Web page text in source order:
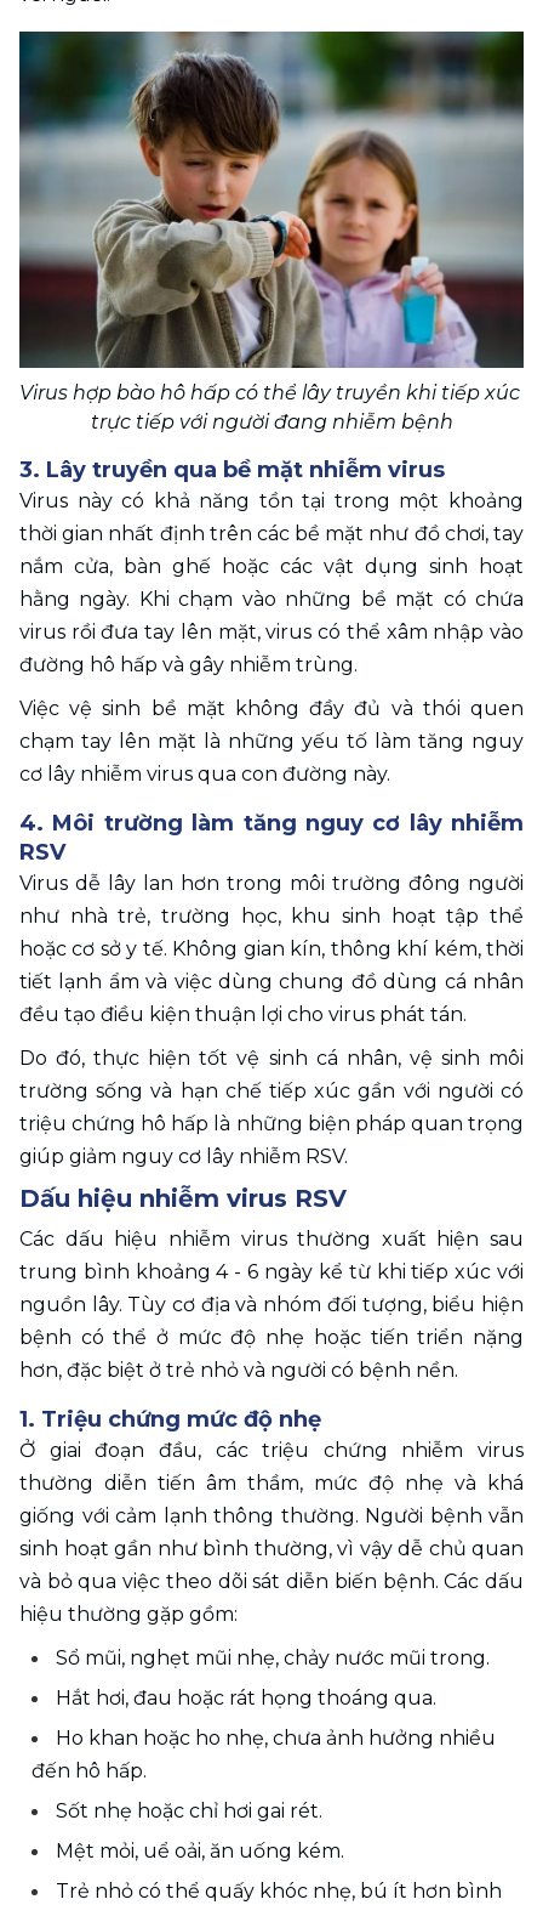
Virus hợp bào hô hấp có thể lây truyền khi tiếp xúc
trực tiếp với người đang nhiễm bệnh
3. Lây truyền qua bề mặt nhiễm virus
Virus này có khả năng tồn tại trong một khoảng
thời gian nhất định trên các bề mặt như đồ chơi, tay
nắm cửa, bàn ghế hoặc các vật dụng sinh hoạt
hằng ngày. Khi chạm vào những bề mặt có chứa
virus rồi đưa tay lên mặt, virus có thể xâm nhập vào
đường hô hấp và gây nhiễm trùng.
Việc vệ sinh bề mặt không đầy đủ và thói quen
chạm tay lên mặt là những yếu tố làm tăng nguy
cơ lây nhiễm virus qua con đường này.
4. Môi trường làm tăng nguy cơ lây nhiễm
RSV
Virus dễ lây lan hơn trong môi trường đông người
như nhà trẻ, trường học, khu sinh hoạt tập thể
hoặc cơ sở y tế. Không gian kín, thông khí kém, thời
tiết lạnh ẩm và việc dùng chung đồ dùng cá nhân
đều tạo điều kiện thuận lợi cho virus phát tán.
Do đó, thực hiện tốt vệ sinh cá nhân, vệ sinh môi
trường sống và hạn chế tiếp xúc gần với người có
triệu chứng hô hấp là những biện pháp quan trọng
giúp giảm nguy cơ lây nhiễm RSV.
Dấu hiệu nhiễm virus RSV
Các dấu hiệu nhiễm virus thường xuất hiện sau
trung bình khoảng 4 - 6 ngày kể từ khi tiếp xúc với
nguồn lây. Tùy cơ địa và nhóm đối tượng, biểu hiện
bệnh có thể ở mức độ nhẹ hoặc tiến triển nặng
hơn, đặc biệt ở trẻ nhỏ và người có bệnh nền.
1. Triệu chứng mức độ nhẹ
Ở giai đoạn đầu, các triệu chứng nhiễm virus
thường diễn tiến âm thầm, mức độ nhẹ và khá
giống với cảm lạnh thông thường. Người bệnh vẫn
sinh hoạt gần như bình thường, vì vậy dễ chủ quan
và bỏ qua việc theo dõi sát diễn biến bệnh. Các dấu
hiệu thường gặp gồm:
Sổ mũi, nghẹt mũi nhẹ, chảy nước mũi trong.
Hắt hơi, đau hoặc rát họng thoáng qua.
Ho khan hoặc ho nhẹ, chưa ảnh hưởng nhiều
đến hô hấp.
Sốt nhẹ hoặc chỉ hơi gai rét.
Mệt mỏi, uể oải, ăn uống kém.
Trẻ nhỏ có thể quấy khóc nhẹ, bú ít hơn bình